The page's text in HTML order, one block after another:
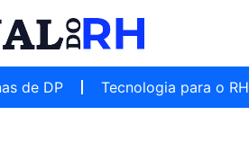
de DP Tecnologia para o RH